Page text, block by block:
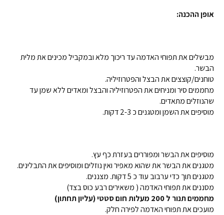
אופן ההכנה:
מבשלים את תפוחי האדמה עד ריכוך מלא ובמקביל מכינים את מלית
הבשר.
טוחנים/קוצצים את הבצל והפטרוזיליה.
מחממים סיר ומניחים את הפטרוזיליה והבצל ומאדים ללא שמן עד
שהנוזלים מתאדים.
מוסיפים את השמן ומטגנים כ 2-3 דקות.
מוסיפים את הבשר ומפוררים בעזרת כף עץ.
מטגנים את הבשר את שהוא מאפיר ואין נוזלים ומוסיפים את התבלינים.
מטגנים תוך כדי ערבוב עוד כ 5 דקות. מצננים.
מסננים את תפוחי האדמה ( משאירים רבע כוס בצד)
מחממים תנור ל 200 מעלות חום סטטי (עליון תחתון)
מועכים את תפוחי האדמה לפירה חלק.